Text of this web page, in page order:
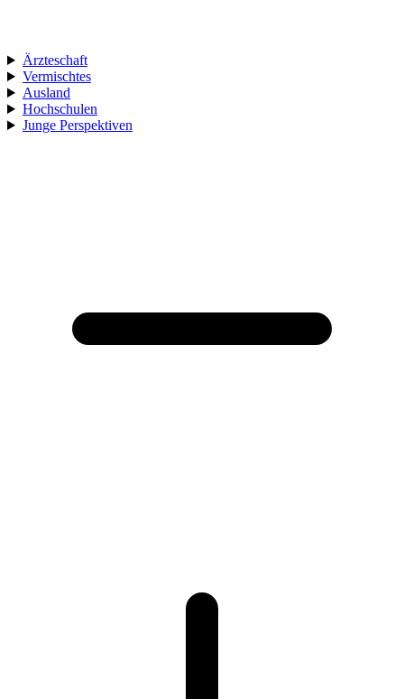
Ärzteschaft
Vermischtes
Ausland
Hochschulen
Junge Perspektiven